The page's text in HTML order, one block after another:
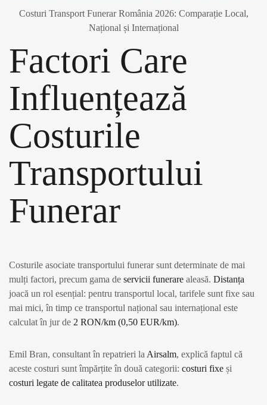
Costuri Transport Funerar România 2026: Comparație Local,
Național și Internațional
Factori Care
Influențează
Costurile
Transportului
Funerar
Costurile asociate transportului funerar sunt determinate de mai
mulți factori, precum gama de servicii funerare aleasă. Distanța
joacă un rol esențial: pentru transportul local, tarifele sunt fixe sau
mai mici, în timp ce transportul național sau internațional este
calculat în jur de 2 RON/km (0,50 EUR/km).
Emil Bran, consultant în repatrieri la Airsalm, explică faptul că
aceste costuri sunt împărțite în două categorii: costuri fixe și
costuri legate de calitatea produselor utilizate.